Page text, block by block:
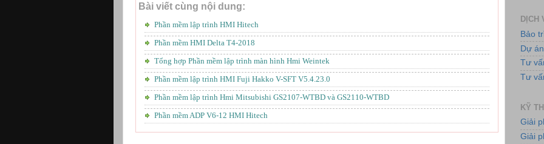
Bài viết cùng nội dung:
Phần mềm lập trình HMI Hitech
Phần mềm HMI Delta T4-2018
Tổng hợp Phần mềm lập trình màn hình Hmi Weintek
Phần mềm lập trình HMI Fuji Hakko V-SFT V5.4.23.0
Phần mềm lập trình Hmi Mitsubishi GS2107-WTBD và GS2110-WTBD
Phần mềm ADP V6-12 HMI Hitech
DỊCH
Bảo
Dự
Tư
Tư
KỸ
Giải
Giải